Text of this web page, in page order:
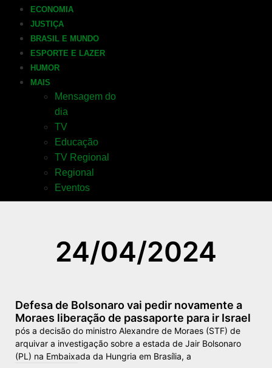
ECONOMIA
JUSTIÇA
BRASIL E MUNDO
ESPORTE E LAZER
HUMOR
MAIS
Mensagem do
dia
TV
Educação
TV Regional
Regional
Eventos
24/04/2024
Defesa de Bolsonaro vai pedir novamente a
Moraes liberação de passaporte para ir Israel
pós a decisão do ministro Alexandre de Moraes (STF) de
arquivar a investigação sobre a estada de Jair Bolsonaro
(PL) na Embaixada da Hungria em Brasília, a